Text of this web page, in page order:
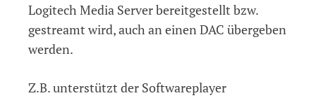
Logitech Media Server bereitgestellt bzw.
gestreamt wird, auch an einen DAC übergeben
werden.
Z.B. unterstützt der Softwareplayer